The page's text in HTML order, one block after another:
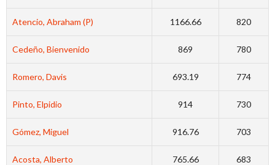
Atencio, Abraham (P) 1166.66 820
Cedeño, Bienvenido 869 780
Romero, Davis 693.19 774
Pinto, Elpidio 914 730
Gómez, Miguel 916.76 703
Acosta, Alberto 765.66 683